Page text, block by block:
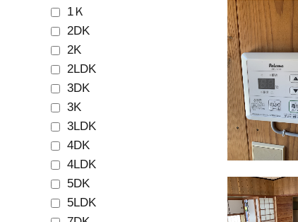
1Ｋ
2DK
2K
2LDK
3DK
3K
3LDK
4DK
4LDK
5DK
5LDK